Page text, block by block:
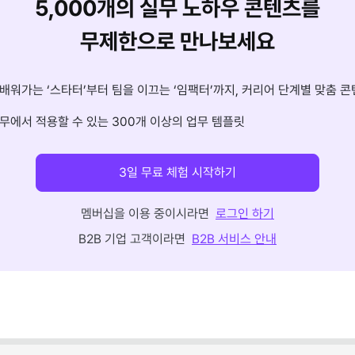
5,000개의 실무 노하우 콘텐츠를
무제한으로 만나보세요
워가는 ‘스타터’부터 팀을 이끄는 ‘임팩터’까지, 커리어 단계별 맞춤 콘
에서 적용할 수 있는 300개 이상의 업무 템플릿
3일 무료 체험 시작하기
멤버십을 이용 중이시라면 로그인 하기
B2B 기업 고객이라면 B2B 서비스 안내